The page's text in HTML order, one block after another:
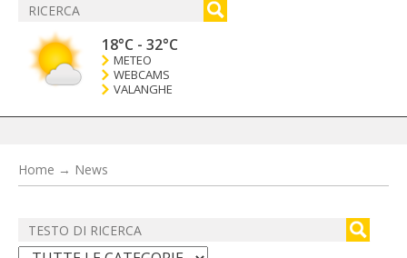
18°C - 32°C
METEO
WEBCAMS
VALANGHE
Home → News